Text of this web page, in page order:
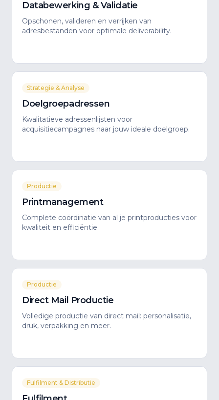
Databewerking & Validatie
Opschonen, valideren en verrijken van
adresbestanden voor optimale deliverability.
Strategie & Analyse
Doelgroepadressen
Kwalitatieve adressenlijsten voor
acquisitiecampagnes naar jouw ideale doelgroep.
Productie
Printmanagement
Complete coördinatie van al je printproducties voor
kwaliteit en efficiëntie.
Productie
Direct Mail Productie
Volledige productie van direct mail: personalisatie,
druk, verpakking en meer.
Fulfilment & Distributie